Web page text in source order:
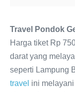
Travel Pondok
Harga tiket Rp
darat yang
seperti Lampung
travel ini